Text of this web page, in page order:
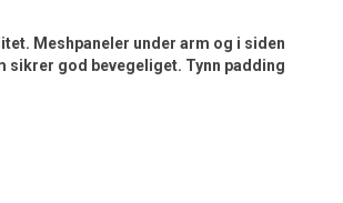
Meshpaneler under arm og i siden
god bevegeliget. Tynn padding